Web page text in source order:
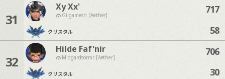
31
Xy Xx'
Gilgamesh [Aether]
クリスタル
717
58
32
Hilde Faf'nir
Midgardsormr [Aether]
クリスタル
706
30